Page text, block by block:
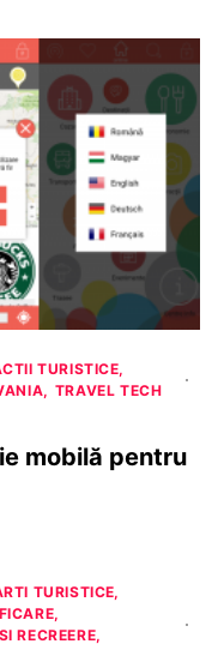
TURISTICE
TRAVEL TECH
mobilă pentru
TURISTICE
RECREERE